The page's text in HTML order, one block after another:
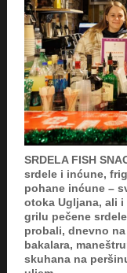
SRDELA FISH
srdele i inćune,
pohane inćune –
otoka Ugljana, ali
grilu pečene
probali, dnevno
bakalara,
skuhana na